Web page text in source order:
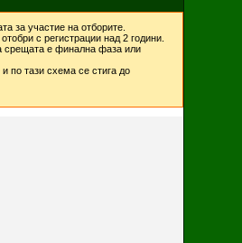
за участие на отборите.
с регистрации над 2 години.
срещата е финална фаза или
по тази схема се стига до